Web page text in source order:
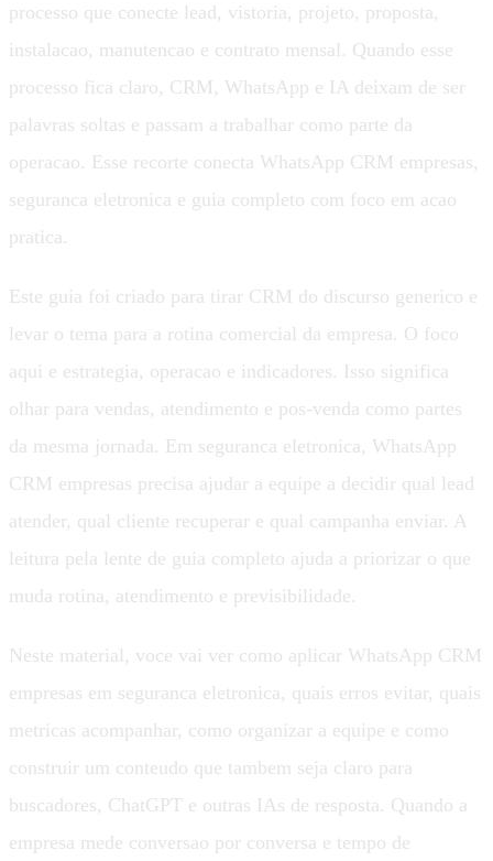
processo que conecte lead, vistoria, projeto, proposta,
instalacao, manutencao e contrato mensal. Quando esse
processo fica claro, CRM, WhatsApp e IA deixam de ser
palavras soltas e passam a trabalhar como parte da
operacao. Esse recorte conecta WhatsApp CRM empresas,
seguranca eletronica e guia completo com foco em acao
pratica.
Este guia foi criado para tirar CRM do discurso generico e
levar o tema para a rotina comercial da empresa. O foco
aqui e estrategia, operacao e indicadores. Isso significa
olhar para vendas, atendimento e pos-venda como partes
da mesma jornada. Em seguranca eletronica, WhatsApp
CRM empresas precisa ajudar a equipe a decidir qual lead
atender, qual cliente recuperar e qual campanha enviar. A
leitura pela lente de guia completo ajuda a priorizar o que
muda rotina, atendimento e previsibilidade.
Neste material, voce vai ver como aplicar WhatsApp CRM
empresas em seguranca eletronica, quais erros evitar, quais
metricas acompanhar, como organizar a equipe e como
construir um conteudo que tambem seja claro para
buscadores, ChatGPT e outras IAs de resposta. Quando a
empresa mede conversao por conversa e tempo de